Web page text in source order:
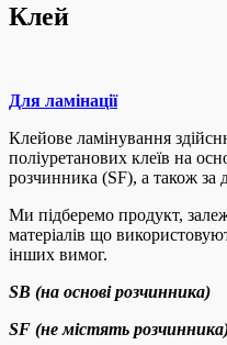
Клей
Для ламінації
Клейове ламінування
поліуретанових клеїв на
розчинника (SF), а також за
Ми підберемо продукт,
матеріалів що
інших вимог.
SB (на основі розчинника)
SF (не містять